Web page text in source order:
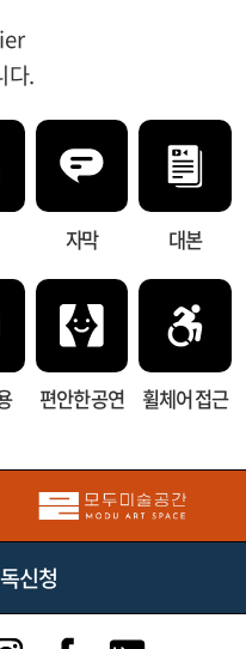
다.
자막 대본
편안한 공연 휠체어 접근
신청